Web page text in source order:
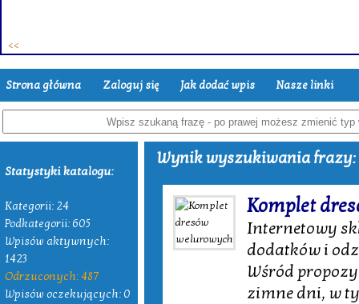
Strona główna Zaloguj się Jak dodać wpis Nasze linki
Statystyki katalogu:
Kategorii: 24
Podkategorii: 605
Wpisów aktywnych:
1423
Odrzuconych: 487
Wpisów oczekujących: 0
Wynik wyszukiwania frazy:
Komplet
Internetowy
dodatków i
Wśród
zimne dni, w